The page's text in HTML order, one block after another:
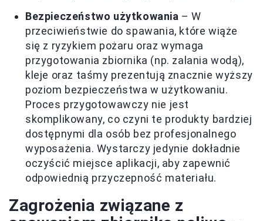
Bezpieczeństwo użytkowania – W
przeciwieństwie do spawania, które wiąże
się z ryzykiem pożaru oraz wymaga
przygotowania zbiornika (np. zalania wodą),
kleje oraz taśmy prezentują znacznie wyższy
poziom bezpieczeństwa w użytkowaniu.
Proces przygotowawczy nie jest
skomplikowany, co czyni te produkty bardziej
dostępnymi dla osób bez profesjonalnego
wyposażenia. Wystarczy jedynie dokładnie
oczyścić miejsce aplikacji, aby zapewnić
odpowiednią przyczepność materiału.
Zagrożenia związane z